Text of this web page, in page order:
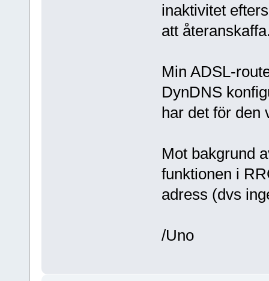
inaktivitet
att
Min ADSL-
DynDNS
har det för den
Mot bakgrund
funktionen i
adress (dvs
/Uno